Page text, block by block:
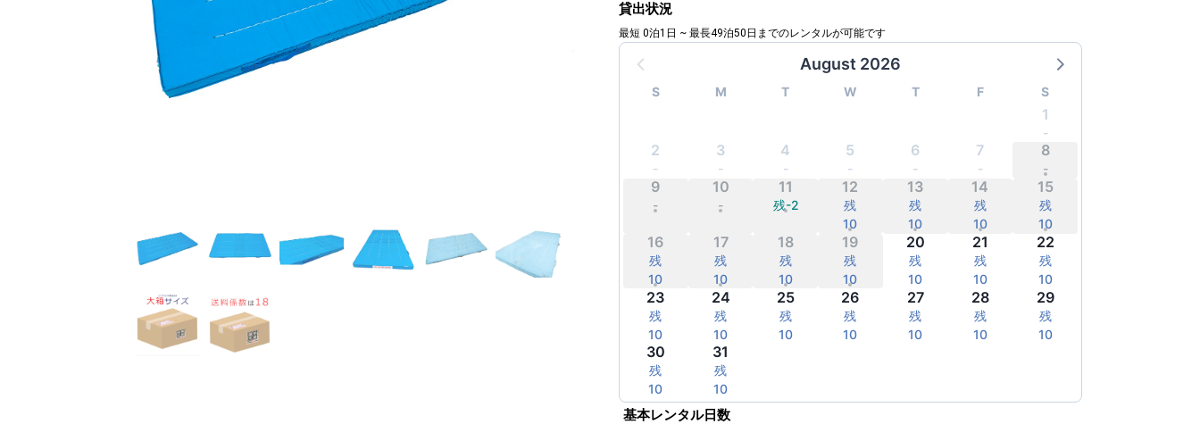
貸出状況
最短 0泊1日 ~ 最長49泊50日までのレンタルが可能です
August 2026
S M T W T F S
1
-
2
-
3
-
4
-
5
-
6
-
7
-
8
-
9
-
10
-
11
残-2
12
残
10
13
残
10
14
残
10
15
残
10
16
残
10
17
残
10
18
残
10
19
残
10
20
残
10
21
残
10
22
残
10
23
残
10
24
残
10
25
残
10
26
残
10
27
残
10
28
残
10
29
残
10
30
残
10
31
残
10
基本レンタル日数